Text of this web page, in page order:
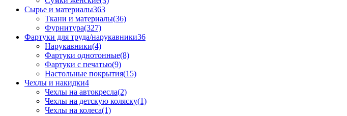
Сырье и материалы363
Ткани и материалы(36)
Фурнитура(327)
Фартуки для труда/нарукавники36
Нарукавники(4)
Фартуки однотонные(8)
Фартуки с печатью(9)
Настольные покрытия(15)
Чехлы и накидки4
Чехлы на автокресла(2)
Чехлы на детскую коляску(1)
Чехлы на колеса(1)